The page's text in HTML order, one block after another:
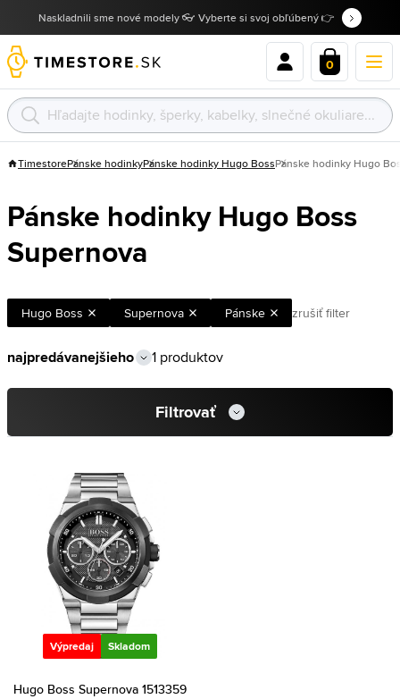
Naskladnili sme nové modely 👓 Vyberte si svoj obľúbený 👉
0
TimestorePánske hodinkyPánske hodinky Hugo BossPánske hodinky Hugo
Pánske hodinky Hugo Boss
Supernova
Hugo Boss Supernova Pánske zrušiť filter
1 produktov
Filtrovať
Výpredaj Skladom
Hugo Boss Supernova 1513359